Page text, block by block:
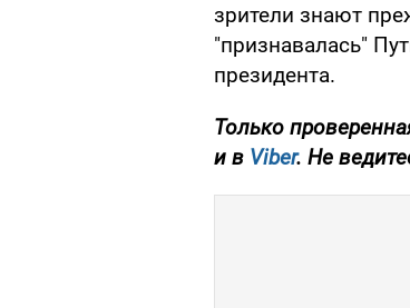
зрители знают
"признавалась"
президента.
Только
и в Viber. Не